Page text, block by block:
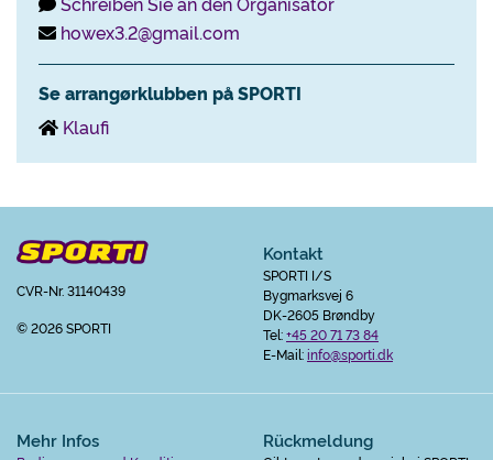
howex3.2@gmail.com
Se arrangørklubben på SPORTI
Klaufi
CVR-Nr. 31140439
© 2026 SPORTI
Kontakt
SPORTI I/S
Bygmarksvej 6
DK-2605 Brøndby
Tel:+45 20 71 73 84
E-Mail:info@sporti.dk
Mehr Infos Rückmeldung